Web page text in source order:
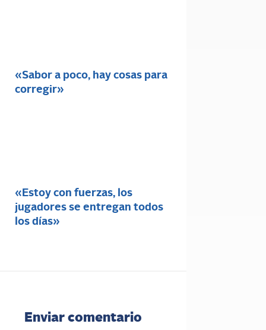
«Sabor a poco, hay cosas para
corregir»
«Estoy con fuerzas, los
jugadores se entregan todos
los días»
Enviar comentario